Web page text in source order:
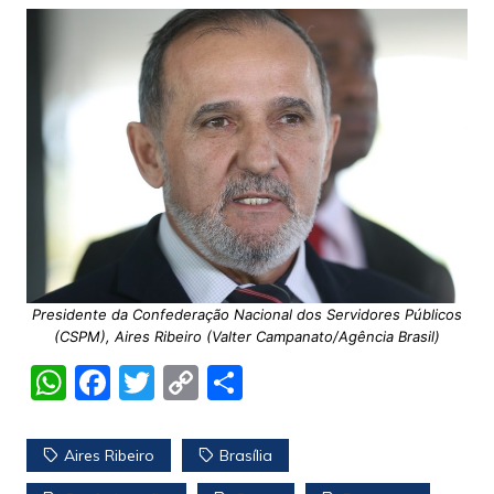
Presidente da Confederação Nacional dos Servidores Públicos
(CSPM), Aires Ribeiro (Valter Campanato/Agência Brasil)
W
at
F
c
T
itt
C
p
S
ar
Aires Ribeiro Brasília